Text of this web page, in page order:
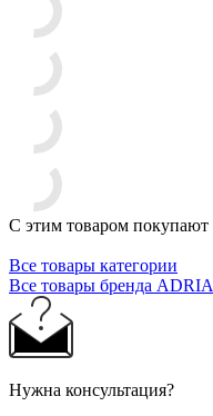
С этим товаром покупают
Все товары категории
Все товары бренда ADRIA
Нужна консультация?